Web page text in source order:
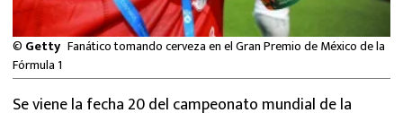
© Getty Fanático tomando cerveza en el Gran Premio de México de la
Fórmula 1
Se viene la fecha 20 del campeonato mundial de la